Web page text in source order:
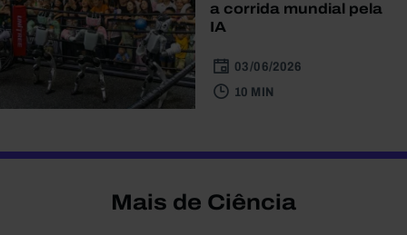
a corrida mundial pela
IA
03/06/2026
10 MIN
Mais de Ciência